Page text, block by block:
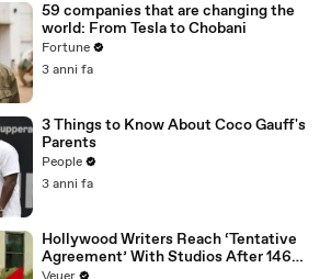
59 companies that are changing the
world: From Tesla to Chobani
Fortune
3 anni fa
3 Things to Know About Coco Gauff's
Parents
People
3 anni fa
Hollywood Writers Reach ‘Tentative
Agreement’ With Studios After 146
Day Strike